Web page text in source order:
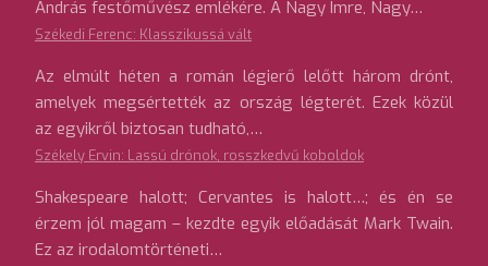
András festőművész emlékére. A Nagy Imre, Nagy…
Székedi Ferenc: Klasszikussá vált
Az elmúlt héten a román légierő lelőtt három drónt,
amelyek megsértették az ország légterét. Ezek közül
az egyikről biztosan tudható,…
Székely Ervin: Lassú drónok, rosszkedvű koboldok
Shakespeare halott; Cervantes is halott…; és én se
érzem jól magam – kezdte egyik előadását Mark Twain.
Ez az irodalomtörténeti…